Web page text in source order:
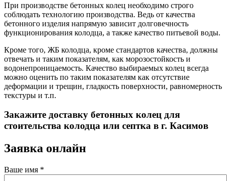
При производстве бетонных колец необходимо строго
соблюдать технологию производства. Ведь от качества
бетонного изделия напрямую зависит долговечность
функционирования колодца, а также качество питьевой воды.
Кроме того, ЖБ колодца, кроме стандартов качества, должны
отвечать и таким показателям, как морозостойкость и
водонепроницаемость. Качество выбираемых колец всегда
можно оценить по таким показателям как отсутствие
деформации и трещин, гладкость поверхности, равномерность
текстуры и т.п.
Закажите доставку бетонных колец для
стоительства колодца или септка в г. Касимов
Заявка онлайн
Ваше имя *